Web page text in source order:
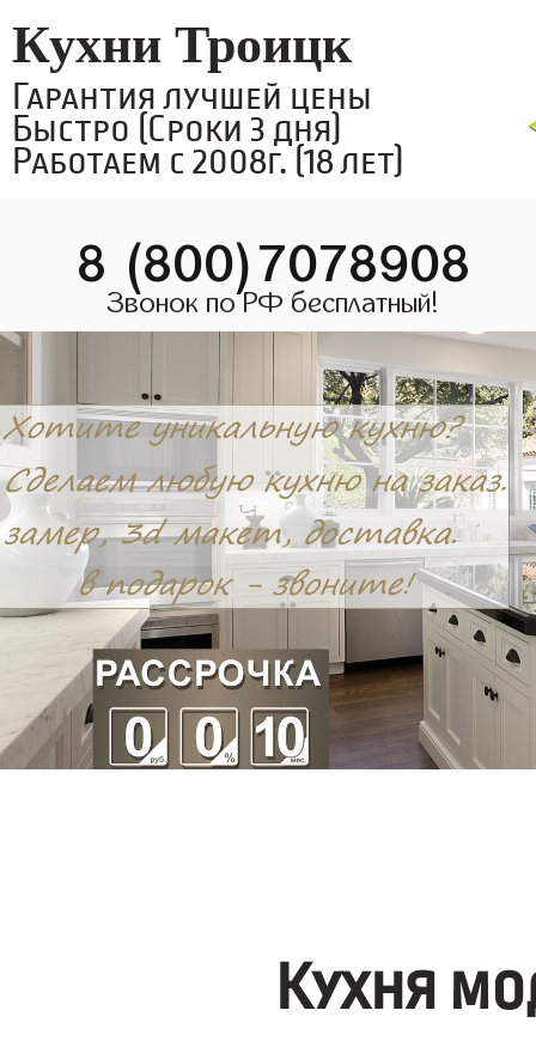
Кухни Троицк
Гарантия лучшей цены
Быстро (Сроки 3 дня)
Работаем с 2008г. (18 лет)
8 (800)7078908
Звонок по РФ бесплатный!
Кухня